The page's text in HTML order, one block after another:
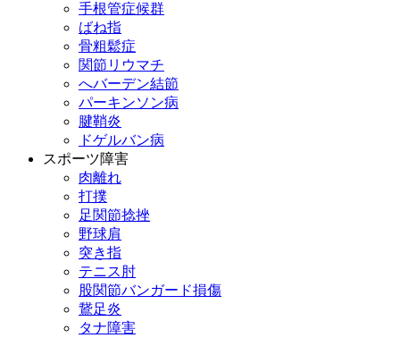
手根管症候群
ばね指
骨粗鬆症
関節リウマチ
へバーデン結節
パーキンソン病
腱鞘炎
ドゲルバン病
スポーツ障害
肉離れ
打撲
足関節捻挫
野球肩
突き指
テニス肘
股関節バンガード損傷
鵞足炎
タナ障害